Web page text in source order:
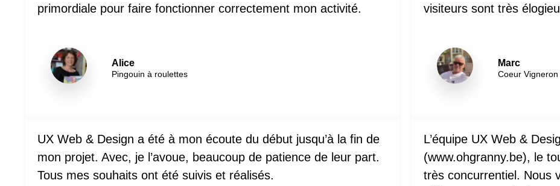
primordiale pour faire fonctionner correctement mon activité.
Alice
Pingouin à roulettes
UX Web & Design a été à mon écoute du début jusqu’à la fin de
mon projet. Avec, je l’avoue, beaucoup de patience de leur part.
Tous mes souhaits ont été suivis et réalisés.
visiteurs sont très
Marc
Coeur Vigneron
L’équipe UX Web &
(www.ohgranny.be), le
très concurrentiel. Nous